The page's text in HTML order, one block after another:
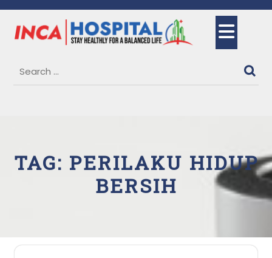
content
TAG: PERILAKU HIDUP
BERSIH